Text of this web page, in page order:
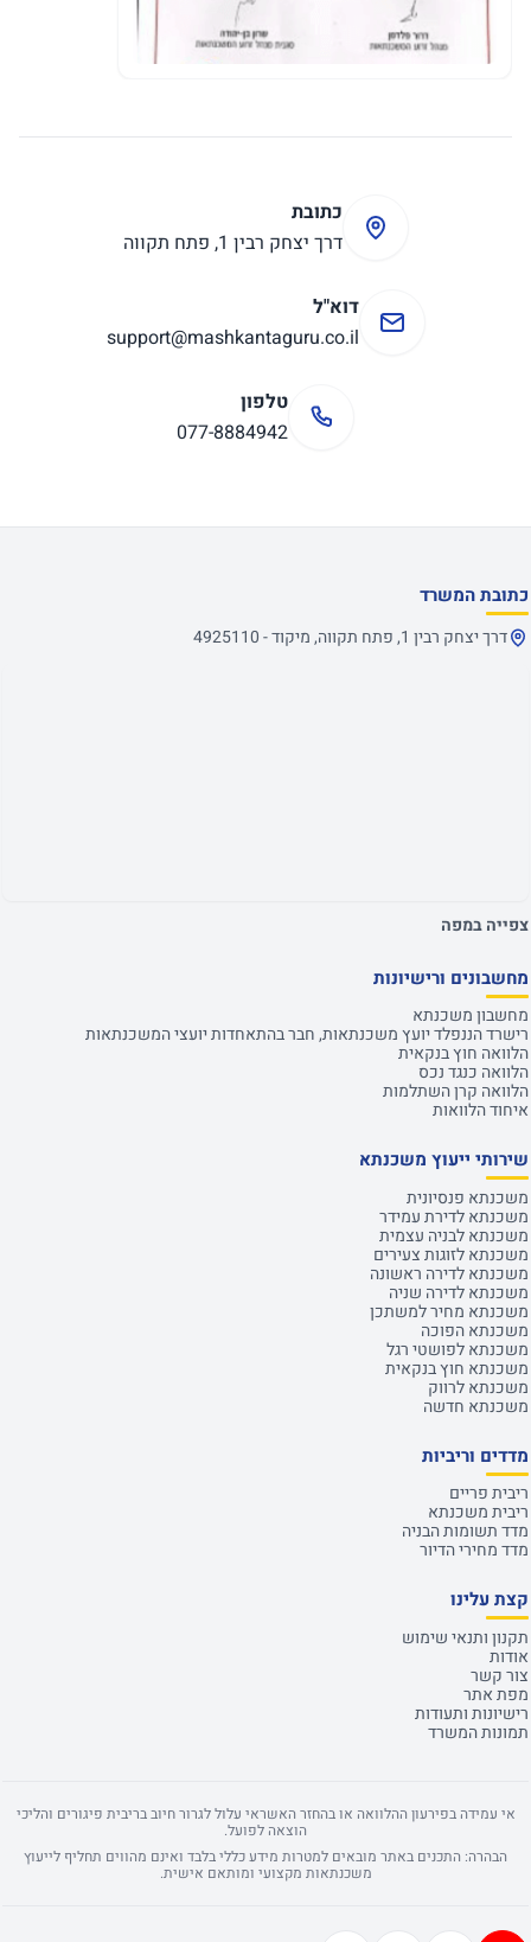
כתובת
דרך יצחק רבין 1, פתח תקווה
דוא"ל
support@mashkantaguru.co.il
טלפון
077-8884942
כתובת המשרד
דרך יצחק רבין 1, פתח תקווה, מיקוד - 4925110
צפייה במפה
מחשבונים ורישיונות
מחשבון משכנתא
רישרד הננפלד יועץ משכנתאות, חבר בהתאחדות יועצי המשכנתאות
הלוואה חוץ בנקאית
הלוואה כנגד נכס
הלוואה קרן השתלמות
איחוד הלוואות
שירותי ייעוץ משכנתא
משכנתא פנסיונית
משכנתא לדירת עמידר
משכנתא לבניה עצמית
משכנתא לזוגות צעירים
משכנתא לדירה ראשונה
משכנתא לדירה שניה
משכנתא מחיר למשתכן
משכנתא הפוכה
משכנתא לפושטי רגל
משכנתא חוץ בנקאית
משכנתא לרווק
משכנתא חדשה
מדדים וריביות
ריבית פריים
ריבית משכנתא
מדד תשומות הבניה
מדד מחירי הדיור
קצת עלינו
תקנון ותנאי שימוש
אודות
צור קשר
מפת אתר
רישיונות ותעודות
תמונות המשרד
אי עמידה בפירעון ההלוואה או בהחזר האשראי עלול לגרור חיוב בריבית פיגורים והליכי
הוצאה לפועל.
הבהרה: התכנים באתר מובאים למטרות מידע כללי בלבד ואינם מהווים תחליף לייעוץ
משכנתאות מקצועי ומותאם אישית.